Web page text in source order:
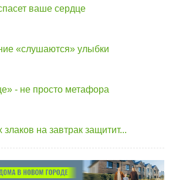
ваше сердце
«слушаются» улыбки
- не просто метафора
на завтрак защитит...